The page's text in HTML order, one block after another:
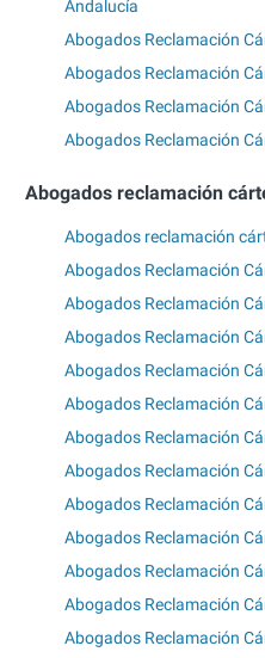
Andalucía
Abogados Reclamación
Abogados Reclamación
Abogados Reclamación
Abogados Reclamación
Abogados reclamación
Abogados reclamación
Abogados Reclamación
Abogados Reclamación
Abogados Reclamación
Abogados Reclamación
Abogados Reclamación
Abogados Reclamación
Abogados Reclamación
Abogados Reclamación
Abogados Reclamación
Abogados Reclamación
Abogados Reclamación
Abogados Reclamación